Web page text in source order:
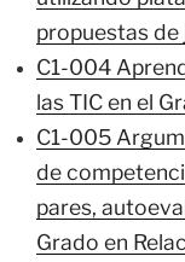
propuestas
C1-004
las TIC en el
C1-005
de
pares,
Grado en